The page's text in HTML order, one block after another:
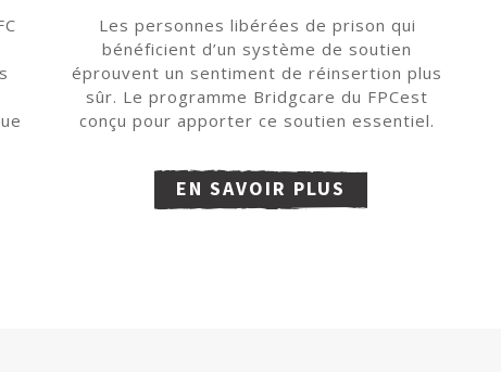
Les personnes libérées de prison qui
bénéficient d’un système de soutien
éprouvent un sentiment de réinsertion plus
sûr. Le programme Bridgcare du FPCest
conçu pour apporter ce soutien essentiel.
EN SAVOIR PLUS